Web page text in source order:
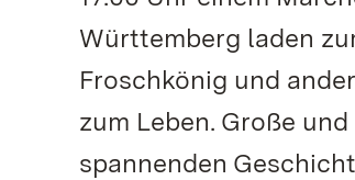
Württemberg laden
Froschkönig und
zum Leben. Große
spannenden